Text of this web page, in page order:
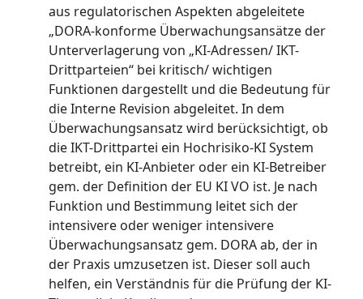
aus regulatorischen Aspekten abgeleitete
„DORA-konforme Überwachungsansätze der
Unterverlagerung von „KI-Adressen/ IKT-
Drittparteien“ bei kritisch/ wichtigen
Funktionen dargestellt und die Bedeutung für
die Interne Revision abgeleitet. In dem
Überwachungsansatz wird berücksichtigt, ob
die IKT-Drittpartei ein Hochrisiko-KI System
betreibt, ein KI-Anbieter oder ein KI-Betreiber
gem. der Definition der EU KI VO ist. Je nach
Funktion und Bestimmung leitet sich der
intensivere oder weniger intensivere
Überwachungsansatz gem. DORA ab, der in
der Praxis umzusetzen ist. Dieser soll auch
helfen, ein Verständnis für die Prüfung der KI-